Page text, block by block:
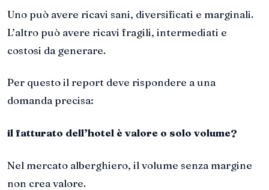
Uno può avere ricavi sani, diversificati e marginali.
L’altro può avere ricavi fragili, intermediati e
costosi da generare.
Per questo il report deve rispondere a una
domanda precisa:
il fatturato dell’hotel è valore o solo volume?
Nel mercato alberghiero, il volume senza margine
non crea valore.